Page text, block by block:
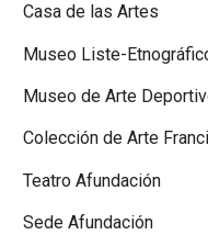
Casa de las Artes
Museo Liste-
Museo de Arte
Colección de Arte
Teatro Afundación
Sede Afundación